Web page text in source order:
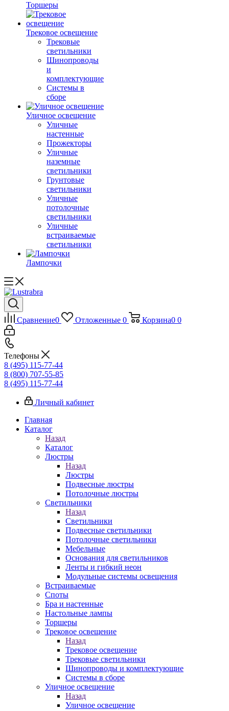
Торшеры
Трековое освещение
Трековые
светильники
Шинопроводы
и
комплектующие
Системы в
сборе
Уличное освещение
Уличные
настенные
Прожекторы
Уличные
наземные
светильники
Грунтовые
светильники
Уличные
потолочные
светильники
Уличные
встраиваемые
светильники
Лампочки
Сравнение0 Отложенные 0 Корзина0 0
Телефоны
8 (495) 115-77-44
8 (800) 707-55-85
8 (495) 115-77-44
Личный кабинет
Главная
Каталог
Назад
Каталог
Люстры
Назад
Люстры
Подвесные люстры
Потолочные люстры
Светильники
Назад
Светильники
Подвесные светильники
Потолочные светильники
Мебельные
Основания для светильников
Ленты и гибкий неон
Модульные системы освещения
Встраиваемые
Споты
Бра и настенные
Настольные лампы
Торшеры
Трековое освещение
Назад
Трековое освещение
Трековые светильники
Шинопроводы и комплектующие
Системы в сборе
Уличное освещение
Назад
Уличное освещение